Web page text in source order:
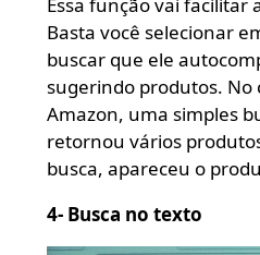
Basta você selecionar
buscar que ele
sugerindo produtos. No
Amazon, uma simples
retornou vários
busca, apareceu o
4- Busca no texto